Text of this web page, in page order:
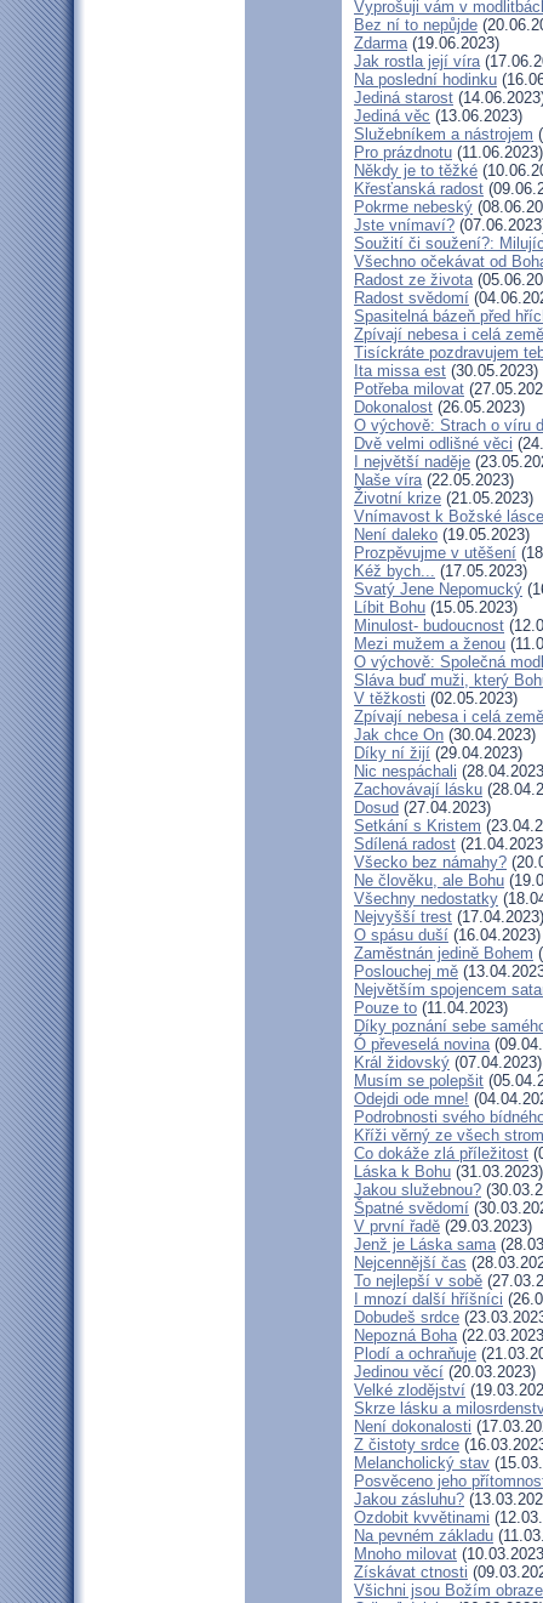
Vyprošuji vám v
Bez ní to nepůjde
Zdarma(19.06.2023)
Jak rostla její víra
Na poslední hodinku
Jediná starost
Jediná věc (13.06.2023)
Služebníkem a nástrojem
Pro prázdnotu (11.06.2023)
Někdy je to těžké
Křesťanská radost
Pokrme nebeský
Jste vnímaví?
Soužití či soužení?:
Všechno očekávat od
Radost ze života
Radost svědomí
Spasitelná bázeň před
Zpívají nebesa i celá země
Tisíckráte pozdravujem
Ita missa est (30.05.2023)
Potřeba milovat
Dokonalost (26.05.2023)
O výchově: Strach o víru
Dvě velmi odlišné věci
I největší naděje
Naše víra(22.05.2023)
Životní krize (21.05.2023)
Vnímavost k Božské
Není daleko (19.05.2023)
Prozpěvujme v utěšení
Kéž bych... (17.05.2023)
Svatý Jene Nepomucký
Líbit Bohu (15.05.2023)
Minulost- budoucnost
Mezi mužem a ženou
O výchově: Společná
Sláva buď muži, který
V těžkosti (02.05.2023)
Zpívají nebesa i celá země
Jak chce On (30.04.2023)
Díky ní žijí (29.04.2023)
Nic nespáchali
Zachovávají lásku
Dosud (27.04.2023)
Setkání s Kristem
Sdílená radost
Všecko bez námahy?
Ne člověku, ale Bohu
Všechny nedostatky
Nejvyšší trest (17.04.2023)
O spásu duší (16.04.2023)
Zaměstnán jedině Bohem
Poslouchej mě
Největším spojencem
Pouze to (11.04.2023)
Díky poznání sebe
Ó převeselá novina
Král židovský (07.04.2023)
Musím se polepšit
Odejdi ode mne!
Podrobnosti svého
Kříži věrný ze všech
Co dokáže zlá příležitost
Láska k Bohu (31.03.2023)
Jakou služebnou?
Špatné svědomí
V první řadě (29.03.2023)
Jenž je Láska sama
Nejcennější čas
To nejlepší v sobě
I mnozí další hříšníci
Dobudeš srdce
Nepozná Boha
Plodí a ochraňuje
Jedinou věcí (20.03.2023)
Velké zlodějství
Skrze lásku a
Není dokonalosti
Z čistoty srdce
Melancholický stav
Posvěceno jeho
Jakou zásluhu?
Ozdobit kvvětinami
Na pevném základu
Mnoho milovat
Získávat ctnosti
Všichni jsou Božím